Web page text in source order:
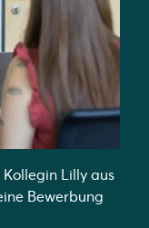
Lilly aus
Bewerbung